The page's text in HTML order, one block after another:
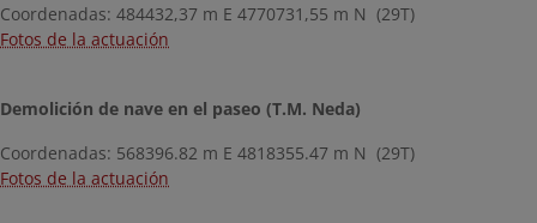
Coordenadas: 484432,37 m E 4770731,55 m N (29T)
Fotos de la actuación
Demolición de nave en el paseo (T.M. Neda)
Coordenadas: 568396.82 m E 4818355.47 m N (29T)
Fotos de la actuación